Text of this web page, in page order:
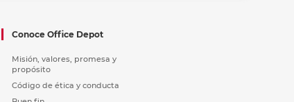
Conoce Office Depot
Misión, valores, promesa y
propósito
Código de ética y conducta